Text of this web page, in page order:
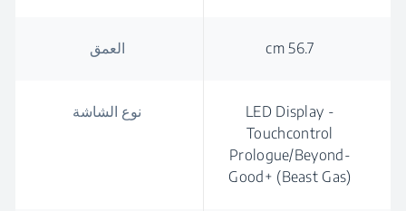
العمق 56.7 cm
نوع الشاشة
LED Display -
Touchcontrol
Prologue/Beyond-
Good+ (Beast Gas)